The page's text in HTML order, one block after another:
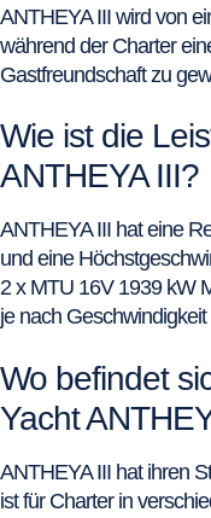
ANTHEYA III wird von
während der Charter
Gastfreundschaft zu
Wie ist die
ANTHEYA III?
ANTHEYA III hat eine
und eine
2 x MTU 16V 1939 kW
je nach
Wo befindet
Yacht
ANTHEYA III hat ihren
ist für Charter in